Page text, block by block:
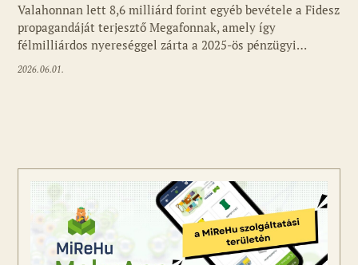
Valahonnan lett 8,6 milliárd forint egyéb bevétele a Fidesz
propagandáját terjesztő Megafonnak, amely így
félmilliárdos nyereséggel zárta a 2025-ös pénzügyi…
2026.06.01.